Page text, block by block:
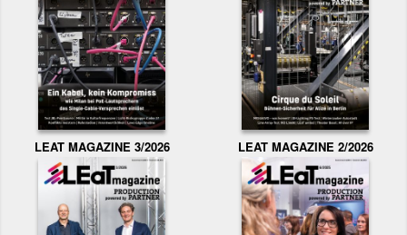
LEAT MAGAZINE 3/2026 LEAT MAGAZINE 2/2026